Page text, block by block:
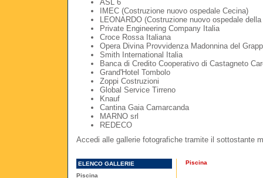
ASL 6
IMEC (Costruzione nuovo ospedale Cecina)
LEONARDO (Costruzione nuovo ospedale della
Private Engineering Company Italia
Croce Rossa Italiana
Opera Divina Provvidenza Madonnina del
Smith International Italia
Banca di Credito Cooperativo di Castagneto
Grand'Hotel Tombolo
Zoppi Costruzioni
Global Service Tirreno
Knauf
Cantina Gaia Camarcanda
MARNO srl
REDECO
Accedi alle gallerie fotografiche tramite il sottostante
ELENCO GALLERIE
Piscina
Piscina